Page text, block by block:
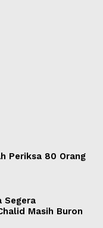
Periksa 80 Orang
Segera
Masih Buron